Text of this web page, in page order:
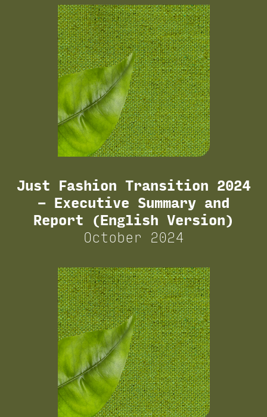
Just Fashion Transition 2024
– Executive Summary and
Report (English Version)
October 2024